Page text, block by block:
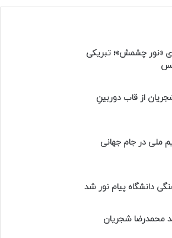
«نور چشمش»؛ تبریکی
از قاب دوربینِ
ملی در جام جهانی
دانشگاه پیام نور شد
محمدرضا شجریان